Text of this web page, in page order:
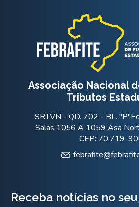
Associação Nacional
Tributos
SRTVN - QD. 702 - BL.
Salas 1056 A 1059 Asa
CEP: 70.719-
Receba notícias no